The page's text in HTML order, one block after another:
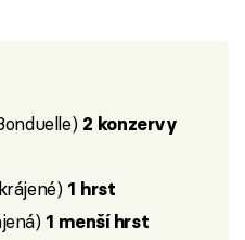
2 konzervy
1 hrst
1 menší hrst